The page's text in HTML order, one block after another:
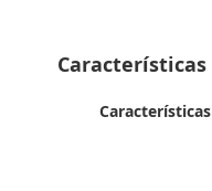
Características
Características